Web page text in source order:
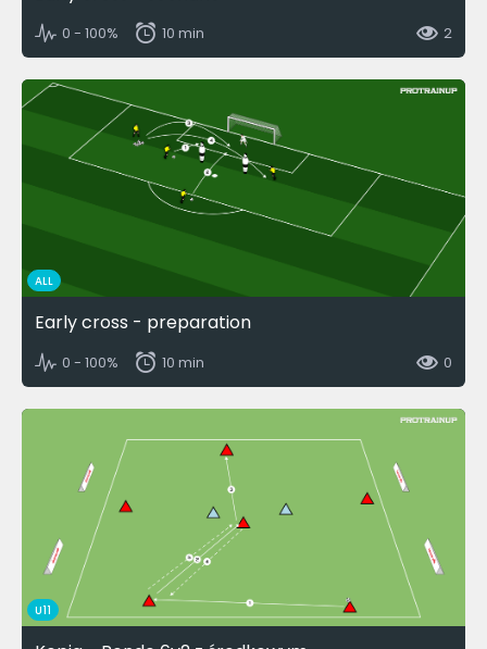
0 - 100% 10 min 2
ALL
Early cross - preparation
0 - 100% 10 min 0
U11